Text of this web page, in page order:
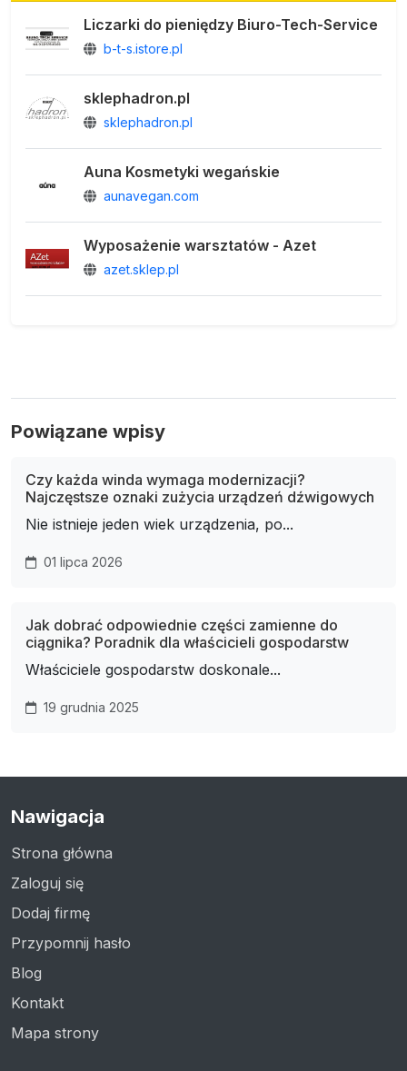
Liczarki do pieniędzy Biuro-Tech-Service
b-t-s.istore.pl
sklephadron.pl
sklephadron.pl
Auna Kosmetyki wegańskie
aunavegan.com
Wyposażenie warsztatów - Azet
azet.sklep.pl
Powiązane wpisy
Czy każda winda wymaga modernizacji?
Najczęstsze oznaki zużycia urządzeń dźwigowych
Nie istnieje jeden wiek urządzenia, po...
01 lipca 2026
Jak dobrać odpowiednie części zamienne do
ciągnika? Poradnik dla właścicieli gospodarstw
Właściciele gospodarstw doskonale...
19 grudnia 2025
Nawigacja
Strona główna
Zaloguj się
Dodaj firmę
Przypomnij hasło
Blog
Kontakt
Mapa strony